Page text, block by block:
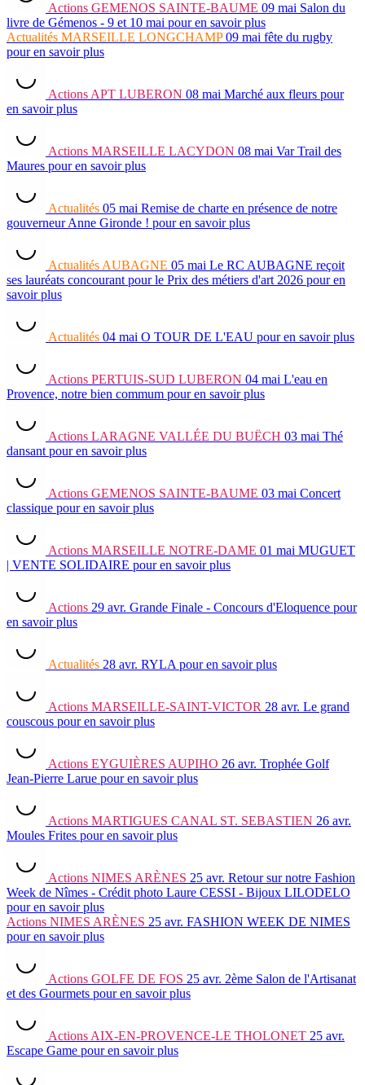
Actions GEMENOS SAINTE-BAUME 09 mai Salon du
livre de Gémenos - 9 et 10 mai pour en savoir plus
Actualités MARSEILLE LONGCHAMP 09 mai fête du rugby
pour en savoir plus
Actions APT LUBERON 08 mai Marché aux fleurs pour
en savoir plus
Actions MARSEILLE LACYDON 08 mai Var Trail des
Maures pour en savoir plus
Actualités 05 mai Remise de charte en présence de notre
gouverneur Anne Gironde ! pour en savoir plus
Actualités AUBAGNE 05 mai Le RC AUBAGNE reçoit
ses lauréats concourant pour le Prix des métiers d'art 2026 pour en
savoir plus
Actualités 04 mai O TOUR DE L'EAU pour en savoir plus
Actions PERTUIS-SUD LUBERON 04 mai L'eau en
Provence, notre bien commum pour en savoir plus
Actions LARAGNE VALLÉE DU BUËCH 03 mai Thé
dansant pour en savoir plus
Actions GEMENOS SAINTE-BAUME 03 mai Concert
classique pour en savoir plus
Actions MARSEILLE NOTRE-DAME 01 mai MUGUET
| VENTE SOLIDAIRE pour en savoir plus
Actions 29 avr. Grande Finale - Concours d'Eloquence pour
en savoir plus
Actualités 28 avr. RYLA pour en savoir plus
Actions MARSEILLE-SAINT-VICTOR 28 avr. Le grand
couscous pour en savoir plus
Actions EYGUIÈRES AUPIHO 26 avr. Trophée Golf
Jean-Pierre Larue pour en savoir plus
Actions MARTIGUES CANAL ST. SEBASTIEN 26 avr.
Moules Frites pour en savoir plus
Actions NIMES ARÈNES 25 avr. Retour sur notre Fashion
Week de Nîmes - Crédit photo Laure CESSI - Bijoux LILODELO
pour en savoir plus
Actions NIMES ARÈNES 25 avr. FASHION WEEK DE NIMES
pour en savoir plus
Actions GOLFE DE FOS 25 avr. 2ème Salon de l'Artisanat
et des Gourmets pour en savoir plus
Actions AIX-EN-PROVENCE-LE THOLONET 25 avr.
Escape Game pour en savoir plus